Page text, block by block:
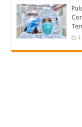
4